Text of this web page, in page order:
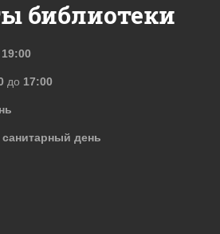
библиотеки
19:00
до 17:00
день